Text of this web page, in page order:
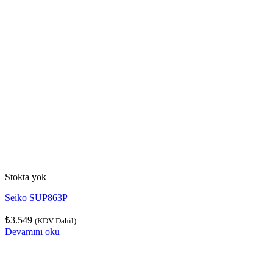
Stokta yok
Seiko SUP863P
₺3.549 (KDV Dahil)
Devamını oku